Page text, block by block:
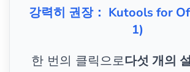
강력히 권장： Kutools for
1)
한 번의 클릭으로다섯 개의